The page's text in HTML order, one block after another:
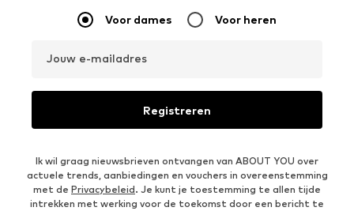
Voor dames Voor heren
Jouw e-mailadres
Registreren
Ik wil graag nieuwsbrieven ontvangen van ABOUT YOU over
actuele trends, aanbiedingen en vouchers in overeenstemming
met de Privacybeleid. Je kunt je toestemming te allen tijde
intrekken met werking voor de toekomst door een bericht te